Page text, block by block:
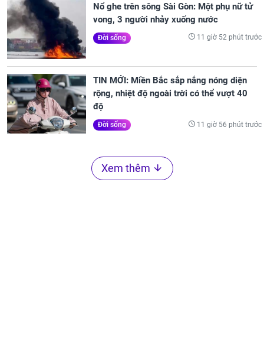
Nổ ghe trên sông Sài Gòn: Một phụ nữ tử
vong, 3 người nhảy xuống nước
Đời sống 11 giờ 52 phút trước
TIN MỚI: Miền Bắc sắp nắng nóng diện
rộng, nhiệt độ ngoài trời có thể vượt 40
độ
Đời sống 11 giờ 56 phút trước
Xem thêm